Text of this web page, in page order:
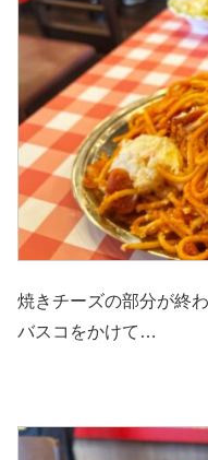
焼きチーズの部分が終
バスコをかけて…